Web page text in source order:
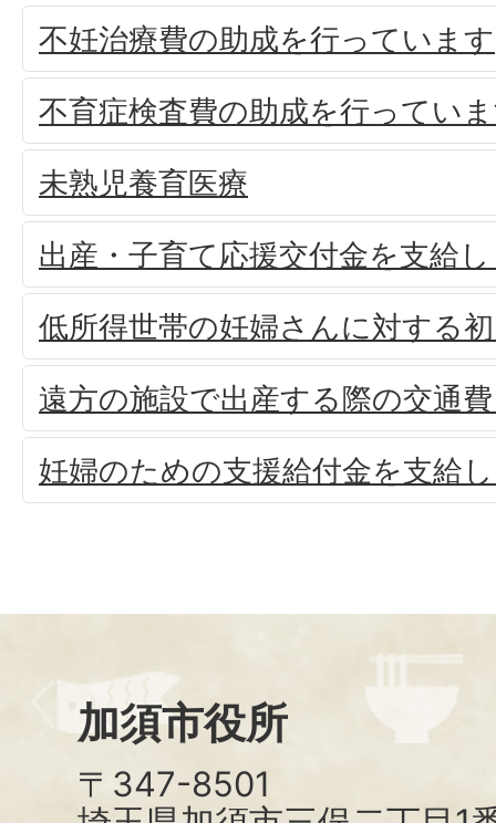
不妊治療費の助成を行っています
不育症検査費の助成を行ってい
未熟児養育医療
出産・子育て応援交付金を支給
低所得世帯の妊婦さんに対する
遠方の施設で出産する際の交通
妊婦のための支援給付金を支給
加須市役所
〒347-8501